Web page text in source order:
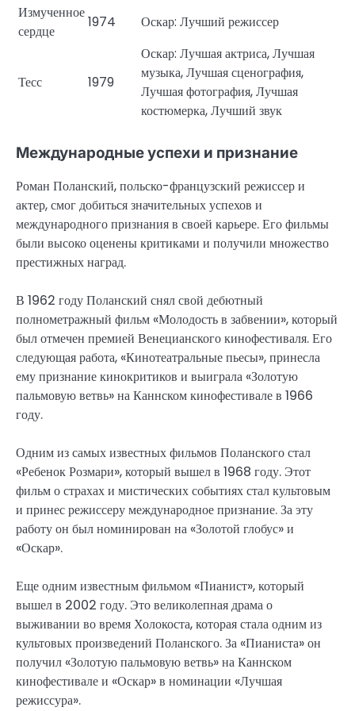
Измученное
сердце
1974 Оскар: Лучший режиссер
Тесс 1979
Оскар: Лучшая актриса, Лучшая
музыка, Лучшая сценография,
Лучшая фотография, Лучшая
костюмерка, Лучший звук
Международные успехи и признание
Роман Поланский, польско-французский режиссер и
актер, смог добиться значительных успехов и
международного признания в своей карьере. Его фильмы
были высоко оценены критиками и получили множество
престижных наград.
В 1962 году Поланский снял свой дебютный
полнометражный фильм «Молодость в забвении», который
был отмечен премией Венецианского кинофестиваля. Его
следующая работа, «Кинотеатральные пьесы», принесла
ему признание кинокритиков и выиграла «Золотую
пальмовую ветвь» на Каннском кинофестивале в 1966
году.
Одним из самых известных фильмов Поланского стал
«Ребенок Розмари», который вышел в 1968 году. Этот
фильм о страхах и мистических событиях стал культовым
и принес режиссеру международное признание. За эту
работу он был номинирован на «Золотой глобус» и
«Оскар».
Еще одним известным фильмом «Пианист», который
вышел в 2002 году. Это великолепная драма о
выживании во время Холокоста, которая стала одним из
культовых произведений Поланского. За «Пианиста» он
получил «Золотую пальмовую ветвь» на Каннском
кинофестивале и «Оскар» в номинации «Лучшая
режиссура».